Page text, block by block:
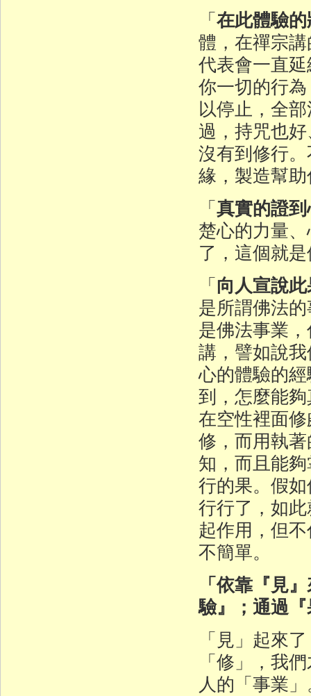
「在此體驗
體，在禪宗
代表會一直
你一切的行
以停止，全
過，持咒也
沒有到修行
緣，製造幫
「真實的證
楚心的力量
了，這個就
「向人宣說
是所謂佛法
是佛法事業
講，譬如說
心的體驗的
到，怎麼能
在空性裡面
修，而用執
知，而且能
行的果。假
行行了，如
起作用，但
不簡單。
「依靠『見
驗』；通過
「見」起來
「修」，我
人的「事業